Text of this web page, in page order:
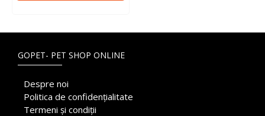
GOPET- PET SHOP ONLINE
Despre noi
Politica de confidențialitate
Termeni și condiții